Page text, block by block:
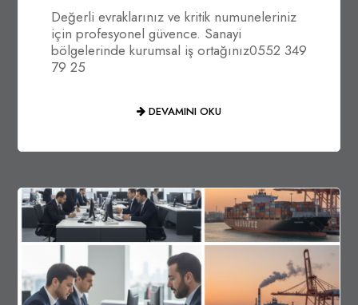
Değerli evraklarınız ve kritik numuneleriniz
için profesyonel güvence. Sanayi
bölgelerinde kurumsal iş ortağınız0552 349
79 25
DEVAMINI OKU